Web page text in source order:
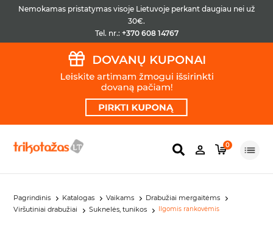
Nemokamas pristatymas visoje Lietuvoje perkant daugiau nei už
30€.
Tel. nr.: +370 608 14767
0
Pagrindinis Katalogas Vaikams
Drabužiai mergaitėms
Viršutiniai drabužiai
Suknelės, tunikos Ilgomis rankovėmis